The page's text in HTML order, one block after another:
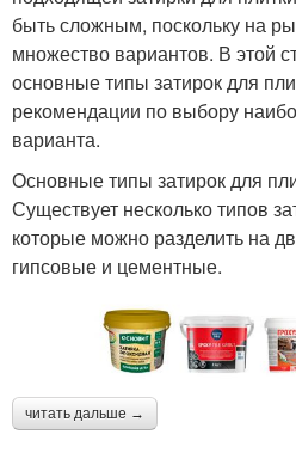
быть сложным, поскольку на
множество вариантов. В этой
основные типы затирок для
рекомендации по выбору
варианта.
Основные типы затирок для
Существует несколько типов
которые можно разделить на
гипсовые и цементные.
читать дальше →